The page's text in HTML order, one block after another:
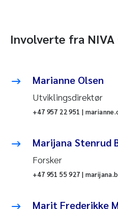
Involverte fra NIVA
Marianne Olsen
Utviklingsdirektør
+47 957 22 951 |
Marijana Stenrud
Forsker
+47 951 55 927 |
Marit Frederikke